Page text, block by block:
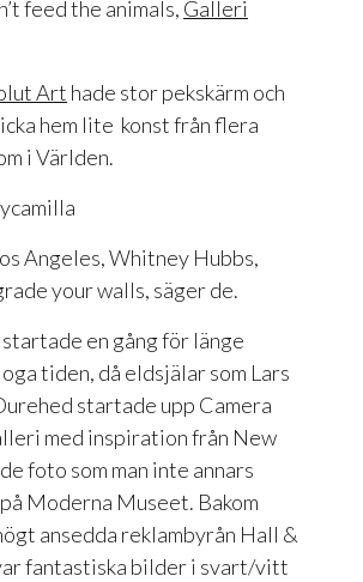
feed the animals, Galleri
Art hade stor pekskärm och
hem lite konst från flera
i Världen.
Angeles, Whitney Hubbs,
your walls, säger de.
en gång för länge
tiden, då eldsjälar som Lars
startade upp Camera
med inspiration från New
foto som man inte annars
Moderna Museet. Bakom
ansedda reklambyrån Hall &
fantastiska bilder i svart/vitt